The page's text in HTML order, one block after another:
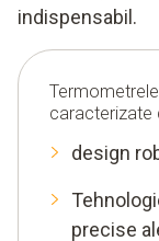
indispensabil.
caracterizate
design
precise